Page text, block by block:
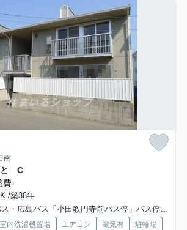
南
と C
費-
/築38年
広島バス「小田教円寺前バス停」バス停下車 徒歩5分
室内洗濯機置場 エアコン 電気有
駐輪場